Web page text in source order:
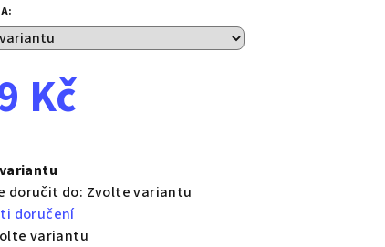
Kč
doručit do: Zvolte variantu
doručení
variantu